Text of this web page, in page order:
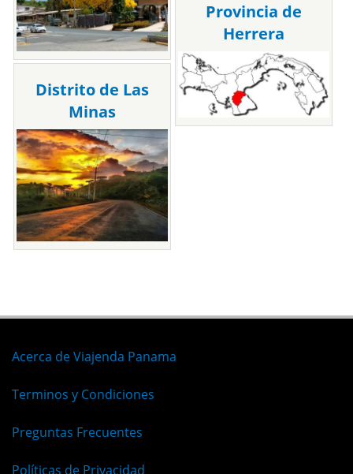
Provincia de
Herrera
Distrito de Las
Minas
Acerca de Viajenda Panama
Terminos y Condiciones
Preguntas Frecuentes
Políticas de Privacidad